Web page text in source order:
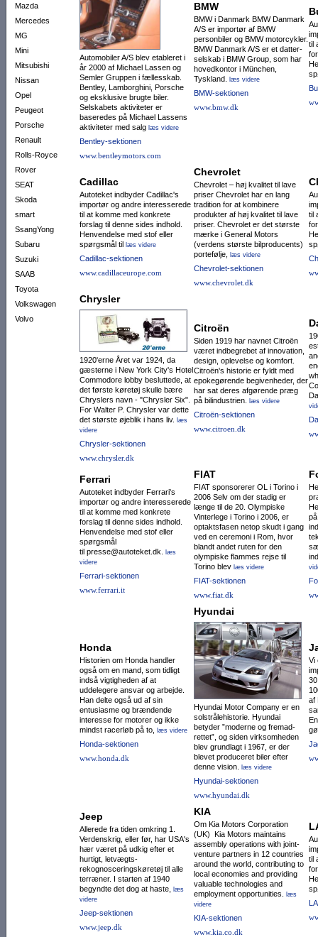
Mazda
Mercedes
MG
Mini
Mitsubishi
Nissan
Opel
Peugeot
Porsche
Renault
Rolls-Royce
Rover
SEAT
Skoda
smart
SsangYong
Subaru
Suzuki
SAAB
Toyota
Volkswagen
Volvo
Automobiler A/S blev etableret i
år 2000 af Michael Lassen og
Semler Gruppen i fællesskab.
Bentley, Lamborghini, Porsche
og eksklusive brugte biler.
Selskabets aktiviteter er
baseredes på Michael Lassens
aktiviteter med salg læs videre
Bentley-sektionen
www.bentleymotors.com
BMW
BMW i Danmark BMW Danmark
A/S er importør af BMW
personbiler og BMW motor­cyk­ler.
BMW Danmark A/S er et datter­
selskab i BMW Group, som har
ho­vedkontor i München,
Tyskland.
læs videre
BMW-sektionen
www.bmw.dk
til
Cadillac
Autoteket indbyder Cadillac's
importør og andre interesserede
til at komme med konkrete
forslag til denne sides indhold.
Henvendelse med stof eller
spørgsmål til læs videre
Cadillac-sektionen
www.cadillaceurope.com
Chevrolet
Chevrolet – høj kvalitet til lave
priser Chevrolet har en lang
tradition for at kombinere
produkter af høj kvalitet til lave
priser. Chevrolet er det største
mærke i General Motors
(verdens største bilproducents)
portefølje,
læs videre
Chevrolet-sektionen
www.chevrolet.dk
til
Chrysler
1920'erne Året var 1924, da
gæsterne i New York City's Hotel
Commodore lobby besluttede, at
det første køretøj skulle bære
Chryslers navn - "Chrysler Six".
For Walter P. Chrysler var dette
det største øjeblik i hans liv.
læs
videre
Chrysler-sektionen
www.chrysler.dk
Citroën
Siden 1919 har navnet Citroën
været indbegrebet af innovation,
design, oplevelse og komfort.
Citroën's historie er fyldt med
epokegørende begivenheder, der
har sat deres afgørende præg
på bilindustrien.
læs videre
Citroën-sektionen
www.citroen.dk
Ferrari
Autoteket indbyder Ferrari's
importør og andre interesserede
til at komme med konkrete
forslag til denne sides indhold.
Henvendelse med stof eller
spørgsmål
til presse@autoteket.dk.
læs
videre
Ferrari-sektionen
www.ferrari.it
FIAT
FIAT sponsorerer OL i Torino i
2006 Selv om der stadig er
længe til de 20. Olympiske
Vinterlege i Torino i 2006, er
optaktsfasen netop skudt i gang
ved en ceremoni i Rom, hvor
blandt andet ruten for den
olympiske flammes rejse til
Torino blev læs videre
FIAT-sektionen
www.fiat.dk
Honda
Historien om Honda handler
også om en mand, som tidligt
indså vigtigheden af at
uddelegere ansvar og arbejde.
Han delte også ud af sin
entusiasme og brændende
interesse for motorer og ikke
mindst racerløb på to,
læs videre
Honda-sektionen
www.honda.dk
Hyundai
Hyundai Motor Com­pany er en
solstrålehistorie. Hyundai
betyder ”moderne og frem­ad­
rettet”, og siden virksomheden
blev grundlagt i 1967, er der
blevet produceret biler efter
denne vision.
læs videre
Hyundai-sektionen
www.hyundai.dk
Vi
af
Jeep
Allerede fra tiden omkring 1.
Verdenskrig, eller før, har USA's
hær været på udkig efter et
hurtigt, letvægts-
rekognoscerings­køretøj til alle
terræ­ner. I starten af 1940
begyndte det dog at haste,
læs
videre
Jeep-sektionen
www.jeep.dk
KIA
Om Kia Motors Corporation
(UK) Kia Motors maintains
assembly operations with joint-
venture partners in 12 countries
around the world, contributing to
local economies and providing
valuable technologies and
employment opportunities.
læs
videre
KIA-sektionen
www.kia.co.dk
til